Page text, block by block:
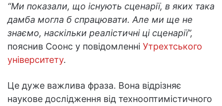
“Ми показали, що існують сценарії, в яких така
дамба могла б спрацювати. Але ми ще не
знаємо, наскільки реалістичні ці сценарії”,
пояснив Соонс у повідомленні Утрехтського
університету.
Це дуже важлива фраза. Вона відрізняє
наукове дослідження від технооптимістичного